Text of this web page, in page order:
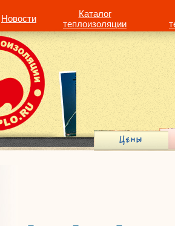
Новости
Каталог
теплоизоляции